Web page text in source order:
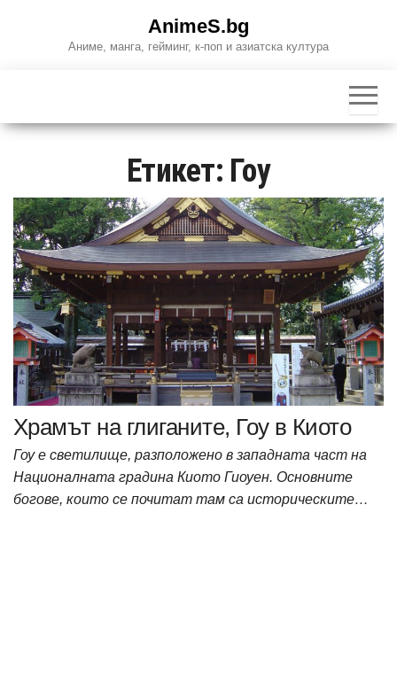
AnimeS.bg
Аниме, манга, гейминг, к-поп и азиатска култура
Етикет: Гоу
Храмът на глиганите, Гоу в Киото
Гоу е светилище, разположено в западната част на
Националната градина Киото Гиоуен. Основните
богове, които се почитат там са историческите…